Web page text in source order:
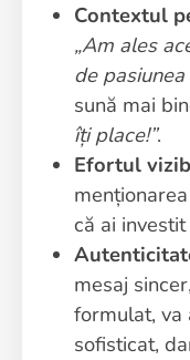
Contextul
„Am ales
de
sună mai
îți place!”.
Efortul
că ai
mesaj
formulat, va
sofisticat,